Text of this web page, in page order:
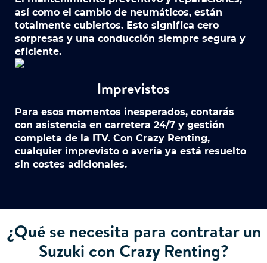
así como el cambio de neumáticos, están
totalmente cubiertos. Esto significa cero
sorpresas y una conducción siempre segura y
eficiente.
Imprevistos
Para esos momentos inesperados, contarás
con asistencia en carretera 24/7 y gestión
completa de la ITV. Con Crazy Renting,
cualquier imprevisto o avería ya está resuelto
sin costes adicionales.
¿Qué se necesita para contratar un
Suzuki con Crazy Renting?